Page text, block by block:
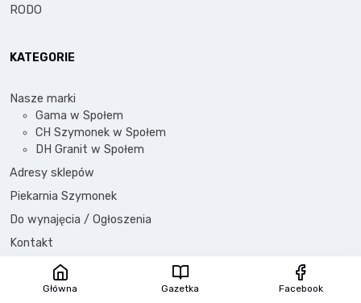
Główna Gazetka Facebook
RODO
KATEGORIE
Nasze marki
Gama w Społem
CH Szymonek w Społem
DH Granit w Społem
Adresy sklepów
Piekarnia Szymonek
Do wynajęcia / Ogłoszenia
Kontakt